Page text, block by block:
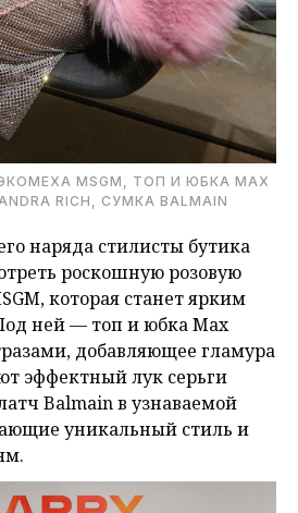
MSGM, ТОП И ЮБКА MAX
RICH, CУМКА BALMAIN
наряда стилисты бутика
роскошную розовую
которая станет ярким
ней — топ и юбка Max
добавляющее гламура
эффектный лук серьги
Balmain в узнаваемой
уникальный стиль и